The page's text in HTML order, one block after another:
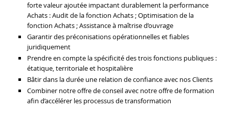
forte valeur ajoutée impactant durablement la performance
Achats : Audit de la fonction Achats ; Optimisation de la
fonction Achats ; Assistance à maîtrise d’ouvrage
Garantir des préconisations opérationnelles et fiables
juridiquement
Prendre en compte la spécificité des trois fonctions publiques :
étatique, territoriale et hospitalière
Bâtir dans la durée une relation de confiance avec nos Clients
Combiner notre offre de conseil avec notre offre de formation
afin d’accélérer les processus de transformation